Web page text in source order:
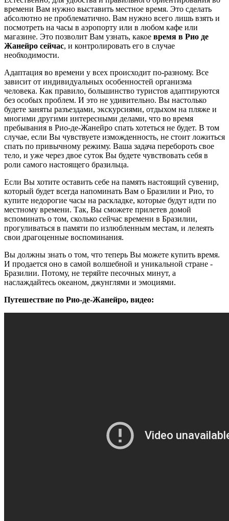
времени Вам нужно выставить местное время. Это сделать
абсолютно не проблематично. Вам нужно всего лишь взять и
посмотреть на часы в аэропорту или в любом кафе или
магазине. Это позволит Вам узнать, какое время в Рио де
Жанейро сейчас, и контролировать его в случае
необходимости.
Адаптация во времени у всех происходит по-разному. Все
зависит от индивидуальных особенностей организма
человека. Как правило, большинство туристов адаптируются
без особых проблем. И это не удивительно. Вы настолько
будете заняты разъездами, экскурсиями, отдыхом на пляже и
многими другими интересными делами, что во время
пребывания в Рио-де-Жанейро спать хотеться не будет. В том
случае, если Вы чувствуете изможденность, не стоит ложиться
спать по привычному режиму. Ваша задача перебороть свое
тело, и уже через двое суток Вы будете чувствовать себя в
роли самого настоящего бразильца.
Если Вы хотите оставить себе на память настоящий сувенир,
который будет всегда напоминать Вам о Бразилии и Рио, то
купите недорогие часы на раскладке, которые будут идти по
местному времени. Так, Вы сможете прилетев домой
вспоминать о том, сколько сейчас времени в Бразилии,
прогуливаться в памяти по излюбленным местам, и лелеять
свои драгоценные воспоминания.
Вы должны знать о том, что теперь Вы можете купить время.
И продается оно в самой волшебной и уникальной стране -
Бразилии. Потому, не теряйте песочных минут, а
наслаждайтесь океаном, джунглями и эмоциями.
Путешествие по Рио-де-Жанейро, видео: